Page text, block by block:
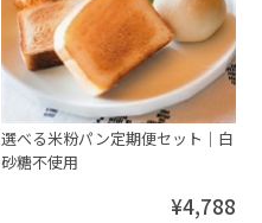
選べる米粉パン定期便セット│白
砂糖不使用
¥4,788